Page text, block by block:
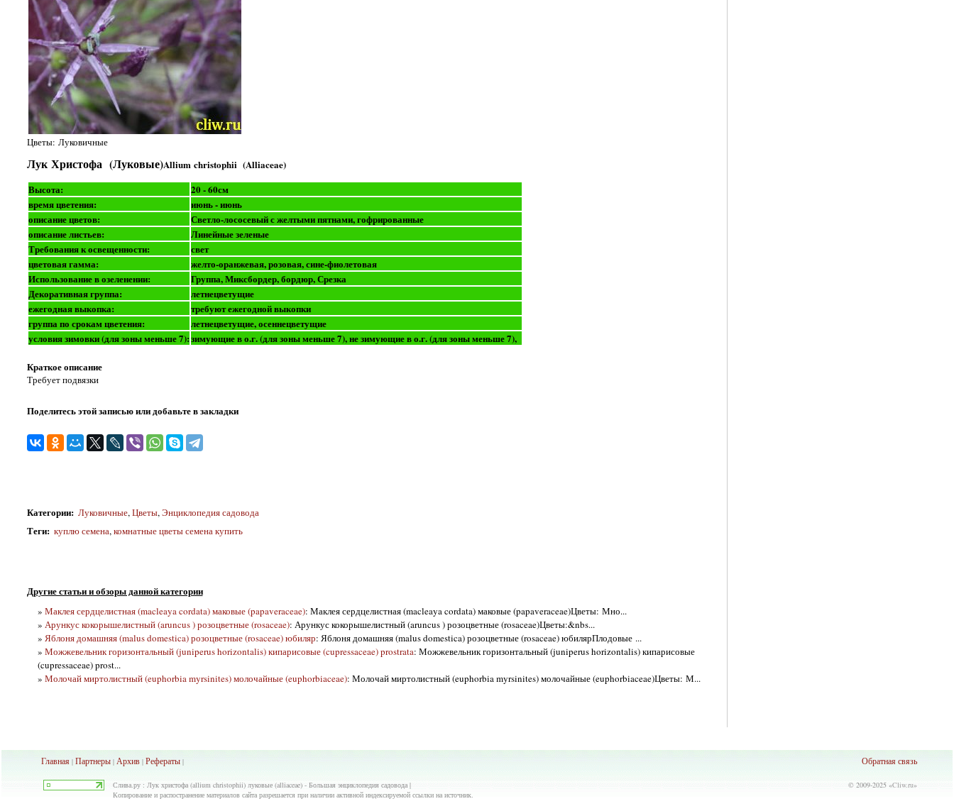
Цветы: Луковичные
Лук Христофа (Луковые)Allium christophii (Alliaceae)
Высота:
20 - 60см
время цветения:
июнь - июнь
описание цветов:
Светло-лососевый с желтыми пятнами, гофрированные
описание листьев:
Линейные зеленые
Требования к освещенности:
свет
цветовая гамма:
желто-оранжевая, розовая, сине-фиолетовая
Использование в озеленении:
Группа, Миксбордер, бордюр, Срезка
Декоративная группа:
летнецветущие
ежегодная выкопка:
требуют ежегодной выкопки
группа по срокам цветения:
летнецветущие, осеннецветущие
условия зимовки (для зоны меньше 7):зимующие в о.г. (для зоны меньше 7), не зимующие в о.г. (для зоны меньше 7),
Краткое описание
Требует подвязки
Поделитесь этой записью или добавьте в закладки
Категории: Луковичные,Цветы,Энциклопедия садовода
Теги: куплю семена,комнатные цветы семена купить
Другие статьи и обзоры данной категории
» Маклея сердцелистная (macleaya cordata) маковые (papaveraceae): Маклея сердцелистная (macleaya cordata) маковые (papaveraceae)Цветы: Мно...
» Арункус кокорышелистный (aruncus ) розоцветные (rosaceae): Арункус кокорышелистный (aruncus ) розоцветные (rosaceae)Цветы:&nbs...
» Яблоня домашняя (malus domestica) розоцветные (rosaceae) юбиляр: Яблоня домашняя (malus domestica) розоцветные (rosaceae) юбилярПлодовые ...
» Можжевельник горизонтальный (juniperus horizontalis) кипарисовые (cupressaceae) prostrata: Можжевельник горизонтальный (juniperus horizontalis) кипарисовые
(cupressaceae) prost...
» Молочай миртолистный (euphorbia myrsinites) молочайные (euphorbiaceae): Молочай миртолистный (euphorbia myrsinites) молочайные (euphorbiaceae)Цветы: М...
Главная| Партнеры| Архив| Рефераты| Обратная связь
Слива.ру : Лук христофа (allium christophii) луковые (alliaceae) - Большая энциклопедия садовода |
Копирование и распостранение материалов сайта разрешается при наличии активной индексируемой ссылки на источник.
© 2009-2025 «Cliw.ru»